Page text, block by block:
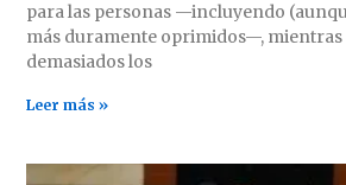
para las personas —incluyendo
más duramente oprimidos—, mientras
demasiados los
Leer más »